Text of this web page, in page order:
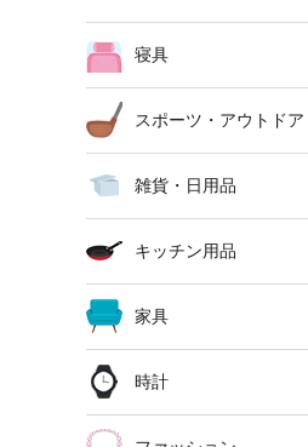
寝具
スポーツ・アウトドア
雑貨・日用品
キッチン用品
家具
時計